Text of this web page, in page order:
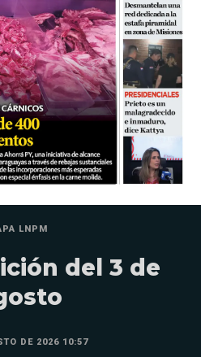
LNPM
del 3 de
DE 2026 10:57